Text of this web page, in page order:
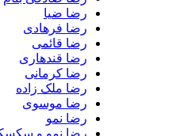
رضا ضیا
رضا فرهادی
رضا قائمی
رضا قندهاری
رضا کرمانی
رضا ملک زاده
رضا موسوی
رضا نمو
رضا نمو و